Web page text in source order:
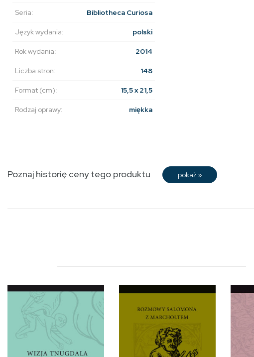
Seria: Bibliotheca Curiosa
Język wydania: polski
Rok wydania: 2014
Liczba stron: 148
Format (cm): 15,5 x 21,5
Rodzaj oprawy: miękka
Poznaj historię ceny tego produktu pokaż »